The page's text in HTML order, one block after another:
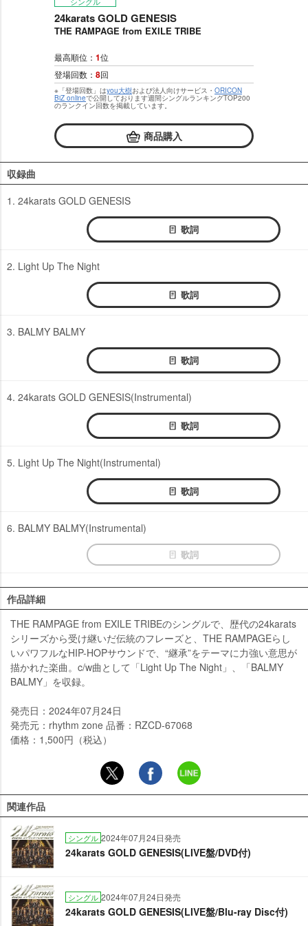
24karats GOLD GENESIS
THE RAMPAGE from EXILE TRIBE
最高順位： 1位
登場回数： 8回
※「登場回数」はyou大樹および法人向けサービス・ ORICON
BiZ onlineで公開しております週間シングルランキングTOP200
のランクイン回数を掲載しています。
商品購入
収録曲
1. 24karats GOLD GENESIS
歌詞
2. Light Up The Night
歌詞
3. BALMY BALMY
歌詞
4. 24karats GOLD GENESIS(Instrumental)
歌詞
5. Light Up The Night(Instrumental)
歌詞
6. BALMY BALMY(Instrumental)
歌詞
作品詳細
THE RAMPAGE from EXILE TRIBEのシングルで、歴代の24karats
シリーズから受け継いだ伝統のフレーズと、THE RAMPAGEらし
いパワフルなHIP-HOPサウンドで、“継承”をテーマに力強い意思が
描かれた楽曲。c/w曲として「Light Up The Night」、「BALMY
BALMY」を収録。
発売日：2024年07月24日
発売元：rhythm zone 品番：RZCD-67068
価格：1,500円（税込）
関連作品
シングル 2024年07月24日発売
24karats GOLD GENESIS(LIVE盤/DVD付)
シングル 2024年07月24日発売
24karats GOLD GENESIS(LIVE盤/Blu-ray Disc付)